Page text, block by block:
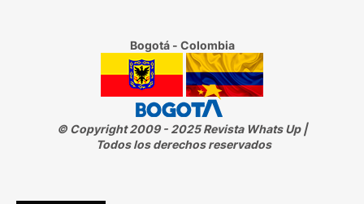
Bogotá - Colombia
© Copyright 2009 - 2025 Revista Whats Up |
Todos los derechos reservados